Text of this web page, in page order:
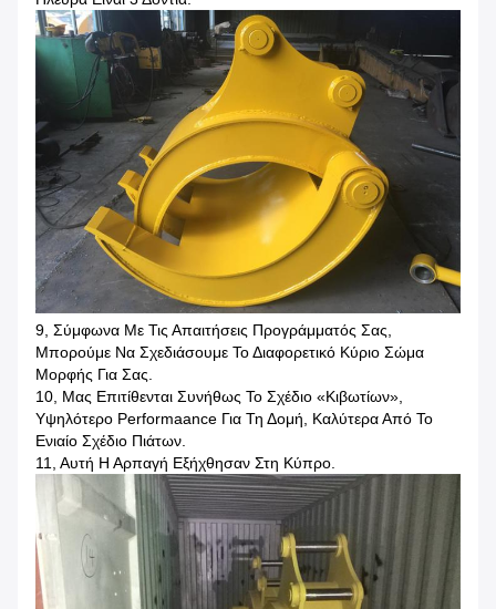
9, Σύμφωνα Με Τις Απαιτήσεις Προγράμματός Σας,
Μπορούμε Να Σχεδιάσουμε Το Διαφορετικό Κύριο Σώμα
Μορφής Για Σας.
10, Μας Επιτίθενται Συνήθως Το Σχέδιο «κιβωτίων»,
Υψηλότερο Performaance Για Τη Δομή, Καλύτερα Από Το
Ενιαίο Σχέδιο Πιάτων.
11, Αυτή Η Αρπαγή Εξήχθησαν Στη Κύπρο.